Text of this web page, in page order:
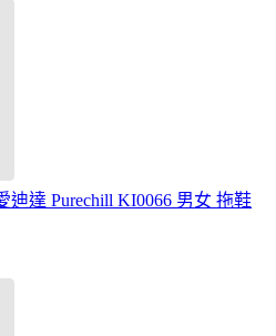
迪達 Purechill KI0066 男女 拖鞋